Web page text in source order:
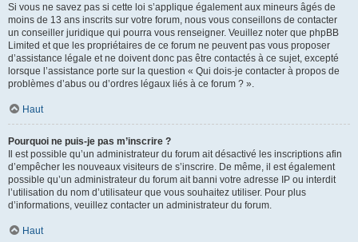
Si vous ne savez pas si cette loi s’applique également aux mineurs âgés de
moins de 13 ans inscrits sur votre forum, nous vous conseillons de contacter
un conseiller juridique qui pourra vous renseigner. Veuillez noter que phpBB
Limited et que les propriétaires de ce forum ne peuvent pas vous proposer
d’assistance légale et ne doivent donc pas être contactés à ce sujet, excepté
lorsque l’assistance porte sur la question « Qui dois-je contacter à propos de
problèmes d’abus ou d’ordres légaux liés à ce forum ? ».
Haut
Pourquoi ne puis-je pas m’inscrire ?
Il est possible qu’un administrateur du forum ait désactivé les inscriptions afin
d’empêcher les nouveaux visiteurs de s’inscrire. De même, il est également
possible qu’un administrateur du forum ait banni votre adresse IP ou interdit
l’utilisation du nom d’utilisateur que vous souhaitez utiliser. Pour plus
d’informations, veuillez contacter un administrateur du forum.
Haut